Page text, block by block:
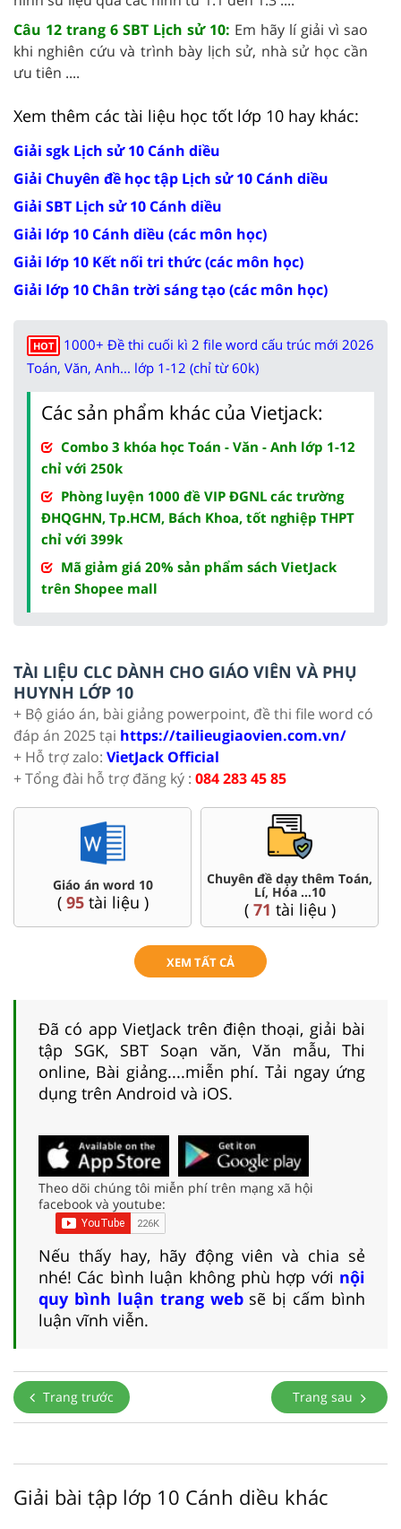
Câu 12 trang 6 SBT Lịch sử 10: Em hãy lí giải vì sao
khi nghiên cứu và trình bày lịch sử, nhà sử học cần
ưu tiên ....
Xem thêm các tài liệu học tốt lớp 10 hay khác:
Giải sgk Lịch sử 10 Cánh diều
Giải Chuyên đề học tập Lịch sử 10 Cánh diều
Giải SBT Lịch sử 10 Cánh diều
Giải lớp 10 Cánh diều (các môn học)
Giải lớp 10 Kết nối tri thức (các môn học)
Giải lớp 10 Chân trời sáng tạo (các môn học)
HOT
1000+ Đề thi cuối kì 2 file word cấu trúc mới 2026
Toán, Văn, Anh... lớp 1-12 (chỉ từ 60k)
Các sản phẩm khác của Vietjack:
Combo 3 khóa học Toán - Văn - Anh lớp 1-12
chỉ với 250k
Phòng luyện 1000 đề VIP ĐGNL các trường
ĐHQGHN, Tp.HCM, Bách Khoa, tốt nghiệp THPT
chỉ với 399k
Mã giảm giá 20% sản phẩm sách VietJack
trên Shopee mall
TÀI LIỆU CLC DÀNH CHO GIÁO VIÊN VÀ PHỤ
HUYNH LỚP 10
+ Bộ giáo án, bài giảng powerpoint, đề thi file word có
đáp án 2025 tại https://tailieugiaovien.com.vn/
+ Hỗ trợ zalo: VietJack Official
+ Tổng đài hỗ trợ đăng ký : 084 283 45 85
Giáo án word 10
( 95tài liệu )
Chuyên đề dạy thêm Toán,
Lí, Hóa ...10
( 71 tài liệu )
XEM TẤT CẢ
Đã có app VietJack trên điện thoại, giải bài
tập SGK, SBT Soạn văn, Văn mẫu, Thi
online, Bài giảng....miễn phí. Tải ngay ứng
dụng trên Android và iOS.
Theo dõi chúng tôi miễn phí trên mạng xã hội
facebook và youtube:
Nếu thấy hay, hãy động viên và chia sẻ
nhé! Các bình luận không phù hợp với nội
quy bình luận trang websẽ bị cấm bình
luận vĩnh viễn.
Trang trước Trang sau
Giải bài tập lớp 10 Cánh diều khác